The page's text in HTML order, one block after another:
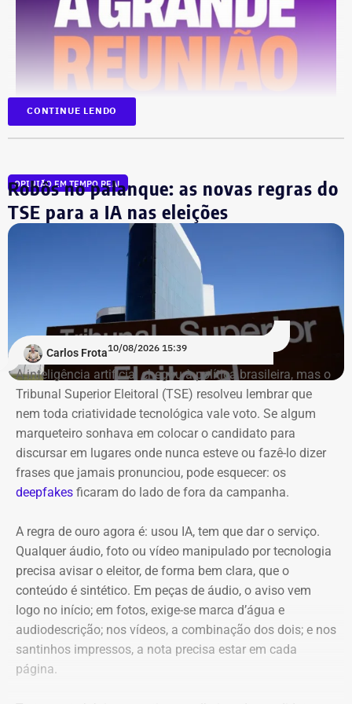
A aliança com o PL ficou pelo
caminho
A Federação União Progressista, formada por União
Brasil e PP, estava no caminho de uma aliança com o PL
para a eleição estadual. O acordo colocava Douglas Ruas
CONTINUE LENDO
OPINIÃO EM TEMPO REAL
Robôs no palanque: as novas regras do
TSE para a IA nas eleições
Carlos Frota10/08/2026 15:39
A inteligência artificial chegou à política brasileira, mas o
Tribunal Superior Eleitoral (TSE) resolveu lembrar que
nem toda criatividade tecnológica vale voto. Se algum
marqueteiro sonhava em colocar o candidato para
discursar em lugares onde nunca esteve ou fazê-lo dizer
frases que jamais pronunciou, pode esquecer: os
deepfakes ficaram do lado de fora da campanha.
A regra de ouro agora é: usou IA, tem que dar o serviço.
Qualquer áudio, foto ou vídeo manipulado por tecnologia
precisa avisar o eleitor, de forma bem clara, que o
conteúdo é sintético. Em peças de áudio, o aviso vem
logo no início; em fotos, exige-se marca d’água e
audiodescrição; nos vídeos, a combinação dos dois; e nos
santinhos impressos, a nota precisa estar em cada
página.